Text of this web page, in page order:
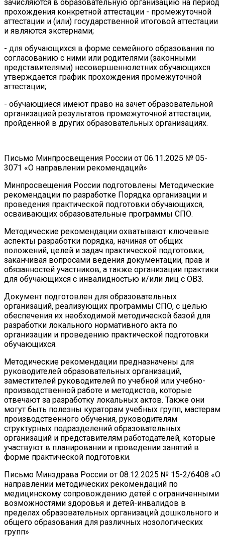
зачисляются в образовательную организацию на период
прохождения конкретной аттестации - промежуточной
аттестации и (или) государственной итоговой аттестации
и являются экстернами;
- для обучающихся в форме семейного образования по
согласованию с ними или родителями (законными
представителями) несовершеннолетних обучающихся
утверждается график прохождения промежуточной
аттестации;
- обучающиеся имеют право на зачет образовательной
организацией результатов промежуточной аттестации,
пройденной в других образовательных организациях.
Письмо Минпросвещения России от 06.11.2025 № 05-
3071 «О направлении рекомендаций»
Минпросвещения России подготовлены Методические
рекомендации по разработке Порядка организации и
проведения практической подготовки обучающихся,
осваивающих образовательные программы СПО.
Методические рекомендации охватывают ключевые
аспекты разработки порядка, начиная от общих
положений, целей и задач практической подготовки,
заканчивая вопросами ведения документации, прав и
обязанностей участников, а также организации практики
для обучающихся с инвалидностью и/или лиц с ОВЗ.
Документ подготовлен для образовательных
организаций, реализующих программы СПО, с целью
обеспечения их необходимой методической базой для
разработки локального нормативного акта по
организации и проведению практической подготовки
обучающихся.
Методические рекомендации предназначены для
руководителей образовательных организаций,
заместителей руководителей по учебной или учебно-
производственной работе и методистов, которые
отвечают за разработку локальных актов. Также они
могут быть полезны кураторам учебных групп, мастерам
производственного обучения, руководителям
структурных подразделений образовательных
организаций и представителям работодателей, которые
участвуют в планировании и проведении занятий в
форме практической подготовки.
Письмо Минздрава России от 08.12.2025 № 15-2/6408 «О
направлении методических рекомендаций по
медицинскому сопровождению детей с ограниченными
возможностями здоровья и детей-инвалидов в
пределах образовательных организаций дошкольного и
общего образования для различных нозологических
групп»